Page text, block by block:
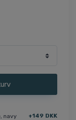
navy +149 DKK